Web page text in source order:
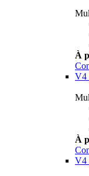
À
V4
À
V4